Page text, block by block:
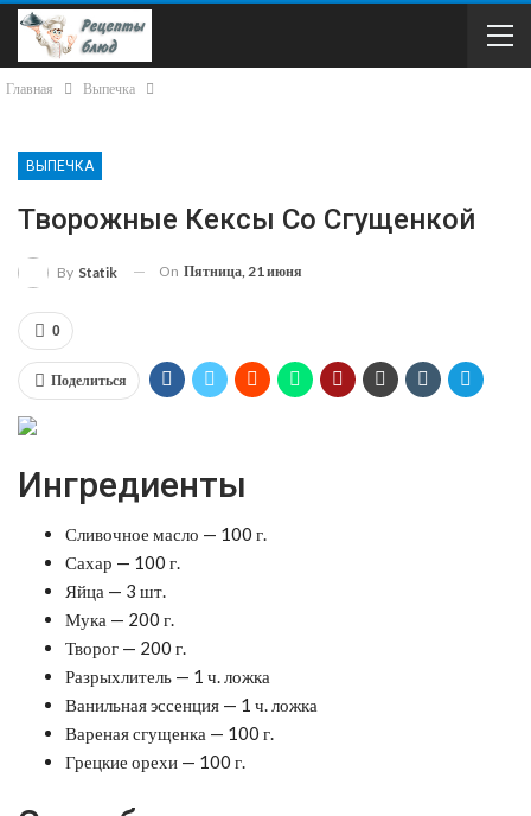
Главная Выпечка
ВЫПЕЧКА
Творожные Кексы Со Сгущенкой
By Statik On Пятница, 21 июня
0
Поделиться
Ингредиенты
Сливочное масло — 100 г.
Сахар — 100 г.
Яйца — 3 шт.
Мука — 200 г.
Творог — 200 г.
Разрыхлитель — 1 ч. ложка
Ванильная эссенция — 1 ч. ложка
Вареная сгущенка — 100 г.
Грецкие орехи — 100 г.